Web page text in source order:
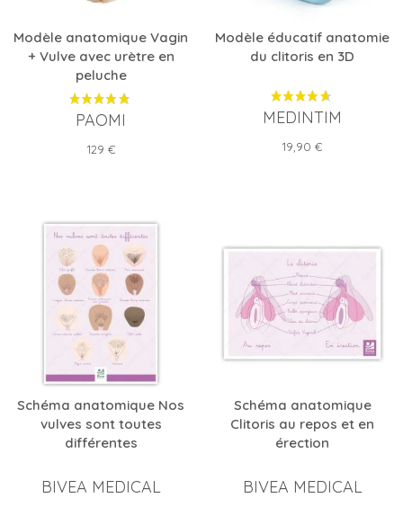
Modèle anatomique Vagin
+ Vulve avec urètre en
peluche
PAOMI
Prix
129 €
Modèle éducatif anatomie
du clitoris en 3D
MEDINTIM
Prix
19,90 €
Schéma anatomique Nos
vulves sont toutes
différentes
BIVEA MEDICAL
Schéma anatomique
Clitoris au repos et en
érection
BIVEA MEDICAL